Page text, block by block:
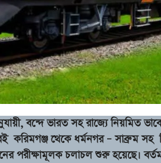
বন্দে ভারত সহ রাজ্যে নিয়মিত
করিমগঞ্জ থেকে ধর্মনগর – সাব্রুম সহ
পরীক্ষামূলক চলাচল শুরু হয়েছে।